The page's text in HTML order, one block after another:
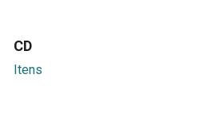
CD
Itens